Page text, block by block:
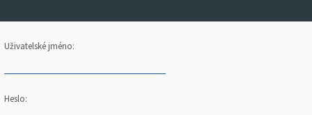
Uživatelské jméno:
Heslo: